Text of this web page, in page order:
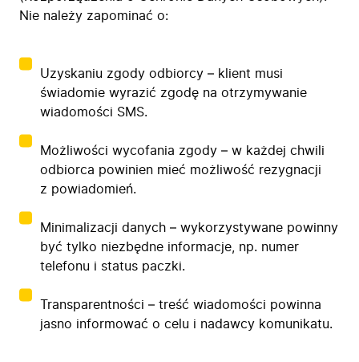
Nie należy zapominać o:
Uzyskaniu zgody odbiorcy – klient musi
świadomie wyrazić zgodę na otrzymywanie
wiadomości SMS.
Możliwości wycofania zgody – w każdej chwili
odbiorca powinien mieć możliwość rezygnacji
z powiadomień.
Minimalizacji danych – wykorzystywane powinny
być tylko niezbędne informacje, np. numer
telefonu i status paczki.
Transparentności – treść wiadomości powinna
jasno informować o celu i nadawcy komunikatu.